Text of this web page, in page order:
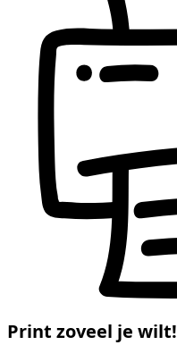
Print zoveel je wilt!